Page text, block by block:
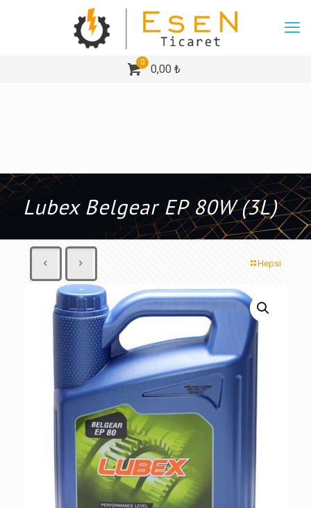
0
0,00 ₺
Lubex Belgear EP 80W (3L)
Hepsi